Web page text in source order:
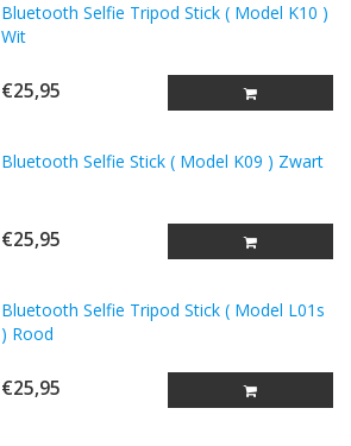
Bluetooth Selfie Tripod Stick ( Model K10 )
Wit
€25,95
Bluetooth Selfie Stick ( Model K09 ) Zwart
€25,95
Bluetooth Selfie Tripod Stick ( Model L01s
) Rood
€25,95